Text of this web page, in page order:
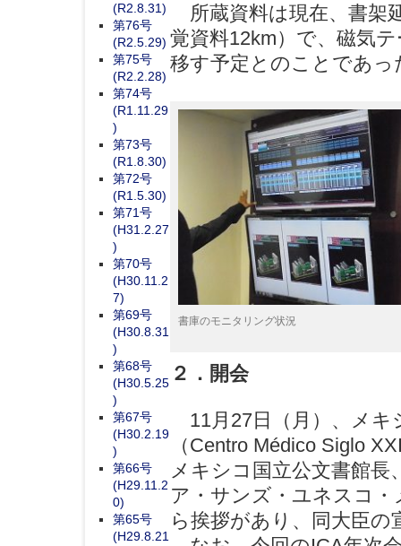
所蔵資料は現在、書架
覚資料12km）で、磁気
移す予定とのことであっ
書庫のモニタリング状況
２．開会
11月27日（月）、メキ
（Centro Médico Siglo
メキシコ国立公文書館
ア・サンズ・ユネスコ
ら挨拶があり、同大臣
(R2.8.31)
第76号
(R2.5.29)
第75号
(R2.2.28)
第74号
(R1.11.29
)
第73号
(R1.8.30)
第72号
(R1.5.30)
第71号
(H31.2.27
)
第70号
(H30.11.2
7)
第69号
(H30.8.31
)
第68号
(H30.5.25
)
第67号
(H30.2.19
)
第66号
(H29.11.2
0)
第65号
(H29.8.21